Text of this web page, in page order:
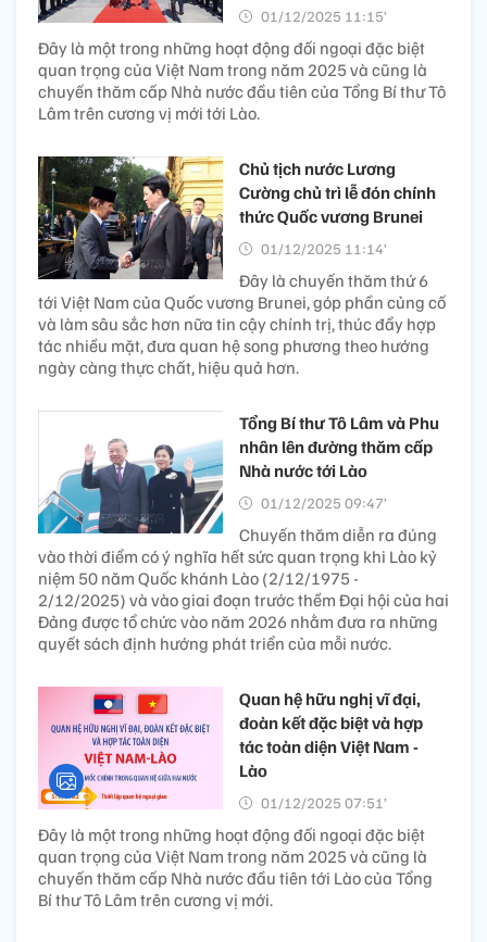
01/12/2025 11:15’
Đây là một trong những hoạt động đối ngoại đặc biệt
quan trọng của Việt Nam trong năm 2025 và cũng là
chuyến thăm cấp Nhà nước đầu tiên của Tổng Bí thư Tô
Lâm trên cương vị mới tới Lào.
Chủ tịch nước Lương
Cường chủ trì lễ đón chính
thức Quốc vương Brunei
01/12/2025 11:14’
Đây là chuyến thăm thứ 6
tới Việt Nam của Quốc vương Brunei, góp phần củng cố
và làm sâu sắc hơn nữa tin cậy chính trị, thúc đẩy hợp
tác nhiều mặt, đưa quan hệ song phương theo hướng
ngày càng thực chất, hiệu quả hơn.
Tổng Bí thư Tô Lâm và Phu
nhân lên đường thăm cấp
Nhà nước tới Lào
01/12/2025 09:47’
Chuyến thăm diễn ra đúng
vào thời điểm có ý nghĩa hết sức quan trọng khi Lào kỷ
niệm 50 năm Quốc khánh Lào (2/12/1975 -
2/12/2025) và vào giai đoạn trước thềm Đại hội của hai
Đảng được tổ chức vào năm 2026 nhằm đưa ra những
quyết sách định hướng phát triển của mỗi nước.
Quan hệ hữu nghị vĩ đại,
đoàn kết đặc biệt và hợp
tác toàn diện Việt Nam -
Lào
01/12/2025 07:51’
Đây là một trong những hoạt động đối ngoại đặc biệt
quan trọng của Việt Nam trong năm 2025 và cũng là
chuyến thăm cấp Nhà nước đầu tiên tới Lào của Tổng
Bí thư Tô Lâm trên cương vị mới.